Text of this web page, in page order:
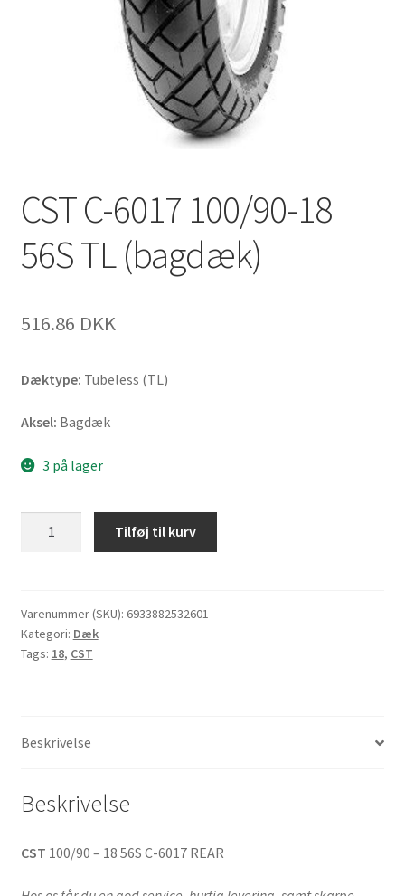
CST C-6017 100/90-18
56S TL (bagdæk)
516.86 DKK
Dæktype: Tubeless (TL)
Aksel: Bagdæk
3 på lager
18
56S
TL
Tilføj til kurv
Varenummer (SKU): 6933882532601
Kategori: Dæk
Tags: 18, CST
Beskrivelse
Beskrivelse
CST 100/90 – 18 56S C-6017 REAR